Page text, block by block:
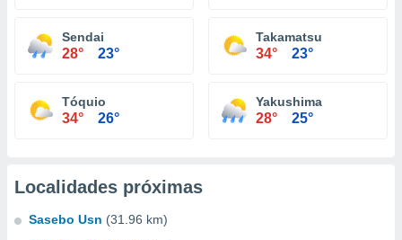
Sendai
28° 23°
Takamatsu
34° 23°
Tóquio
34° 26°
Yakushima
28° 25°
Localidades próximas
Sasebo Usn (31.96 km)